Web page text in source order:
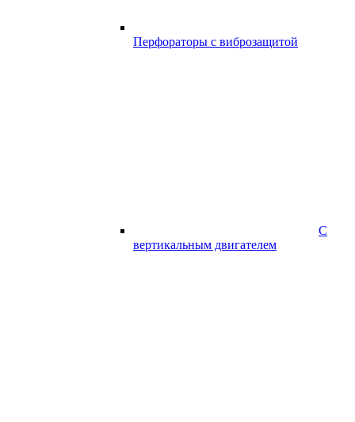
Перфораторы с виброзащитой
С
вертикальным двигателем